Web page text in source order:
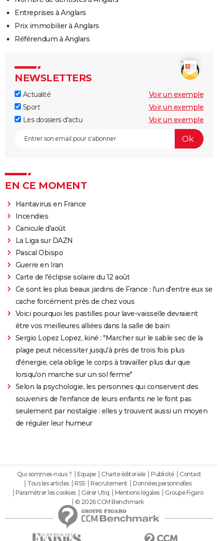
Entreprises à Anglars
Prix immobilier à Anglars
Référendum à Anglars
NEWSLETTERS
Actualité
Voir un exemple
Sport
Voir un exemple
Les dossiers d'actu
Voir un exemple
EN CE MOMENT
Hantavirus en France
Incendies
Canicule d'août
La Liga sur DAZN
Pascal Obispo
Guerre en Iran
Carte de l'éclipse solaire du 12 août
Ce sont les plus beaux jardins de France : l'un d'entre eux se
cache forcément près de chez vous
Voici pourquoi les pastilles pour lave-vaisselle devraient
être vos meilleures alliées dans la salle de bain
Sergio Lopez Lopez, kiné : "Marcher sur le sable sec de la
plage peut nécessiter jusqu'à près de trois fois plus
d'énergie, cela oblige le corps à travailler plus dur que
lorsqu'on marche sur un sol ferme"
Selon la psychologie, les personnes qui conservent des
souvenirs de l'enfance de leurs enfants ne le font pas
seulement par nostalgie : elles y trouvent aussi un moyen
de réguler leur humeur
Qui sommes-nous ? Equipe Charte éditoriale Publicité
Contact
Tous les articles
RSS Recrutement
Données personnelles
Paramétrer les cookies
Gérer Utiq Mentions légales
Groupe Figaro
© 2026 CCM Benchmark